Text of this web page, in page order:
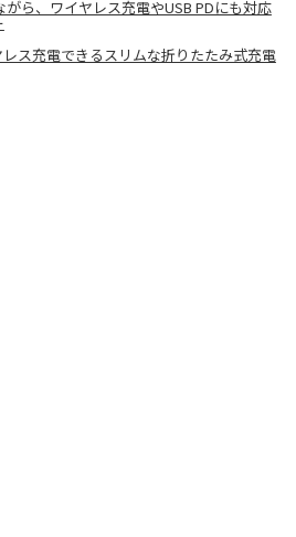
ら、ワイヤレス充電やUSB PDにも対応
ス充電できるスリムな折りたたみ式充電